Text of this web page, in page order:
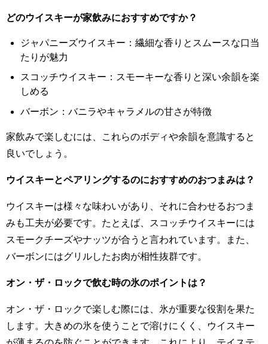
どのウイスキーが家飲みにおすすめですか？
ジャパニーズウイスキー：繊細な香りとスムースな口当
たりが魅力
スコッチウイスキー：スモーキーな香りと深い余韻を楽
しめる
バーボン：バニラやキャラメルの甘さが特徴
家飲みで楽しむには、これらのボディや余韻を意識すると
良いでしょう。
ウイスキーとペアリングするのにおすすめのおつまみは？
ウイスキーは様々な味わいがあり、それに合わせるおつま
みも工夫が必要です。たとえば、スコッチウイスキーには
スモークチーズやナッツが合うと言われています。また、
バーボンにはグリルしたお肉が相性抜群です。
オン・ザ・ロックで飲む時の氷のポイントは？
オン・ザ・ロックで楽しむ際には、氷が重要な役割を果た
します。大きめの氷を使うことで溶けにくく、ウイスキー